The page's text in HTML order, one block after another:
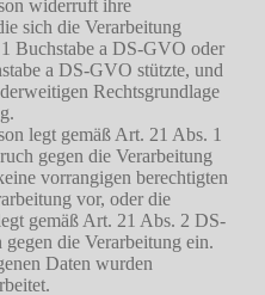
widerruft ihre
sich die Verarbeitung
Buchstabe a DS-GVO oder
a DS-GVO stützte, und
Rechtsgrundlage
legt gemäß Art. 21 Abs. 1
gegen die Verarbeitung
vorrangigen berechtigten
vor, oder die
gemäß Art. 21 Abs. 2 DS-
die Verarbeitung ein.
Daten wurden